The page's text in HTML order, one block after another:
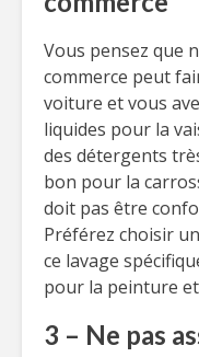
Vous pensez que
commerce peut
voiture et vous
liquides pour la
des détergents
bon pour la
doit pas être
Préférez choisir
ce lavage
pour la peinture
3 – Ne pas